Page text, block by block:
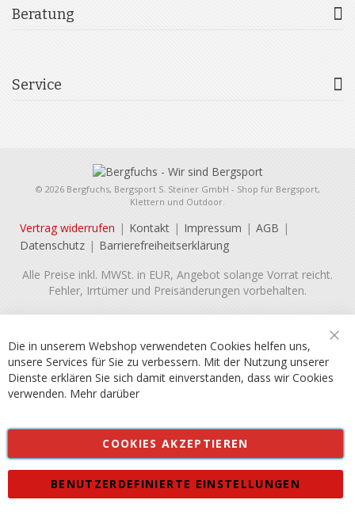
Beratung
Service
© 2026 Bergfuchs, Bergsport S. Steiner GmbH - Shop für Bergsport,
Klettern und Outdoor.
Vertrag widerrufen Kontakt Impressum
AGB
Datenschutz
Barrierefreiheitserklärung
Alle Preise inkl. MWSt. in EUR, Angebot solange Vorrat reicht.
Fehler, Irrtümer und Preisänderungen vorbehalten.
Die in unserem Webshop verwendeten Cookies helfen uns,
unsere Services für Sie zu verbessern. Mit der Nutzung unserer
Dienste erklären Sie sich damit einverstanden, dass wir Cookies
verwenden. Mehr darüber
COOKIES AKZEPTIEREN
BENUTZERDEFINIERTE EINSTELLUNGEN